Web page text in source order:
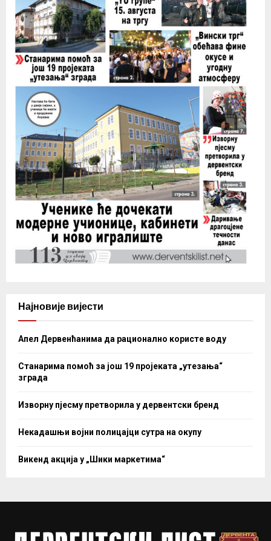
Најновије вијести
Апел Дервенћанима да рационално користе воду
Станарима помоћ за још 19 пројеката „утезања“
зграда
Изворну пјесму претворила у дервентски бренд
Некадашњи војни полицајци сутра на окупу
Викенд акција у „Шики маркетима“